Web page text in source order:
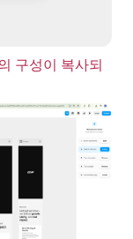
구성이 복사되